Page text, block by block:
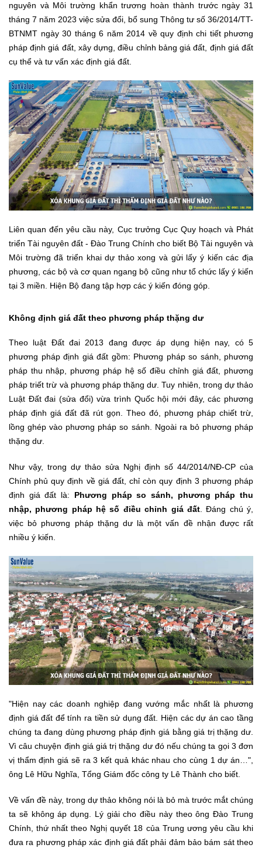
nguyên và Môi trường khẩn trương hoàn thành trước ngày 31
tháng 7 năm 2023 việc sửa đổi, bổ sung Thông tư số 36/2014/TT-
BTNMT ngày 30 tháng 6 năm 2014 về quy định chi tiết phương
pháp định giá đất, xây dựng, điều chỉnh bảng giá đất, định giá đất
cụ thể và tư vấn xác định giá đất.
Liên quan đến yêu cầu này, Cục trưởng Cục Quy hoạch và Phát
triển Tài nguyên đất - Đào Trung Chính cho biết Bộ Tài nguyên và
Môi trường đã triển khai dự thảo xong và gửi lấy ý kiến các địa
phương, các bộ và cơ quan ngang bộ cũng như tổ chức lấy ý kiến
tại 3 miền. Hiện Bộ đang tập hợp các ý kiến đóng góp.
Không định giá đất theo phương pháp thặng dư
Theo luật Đất đai 2013 đang được áp dụng hiện nay, có 5
phương pháp định giá đất gồm: Phương pháp so sánh, phương
pháp thu nhập, phương pháp hệ số điều chỉnh giá đất, phương
pháp triết trừ và phương pháp thặng dư. Tuy nhiên, trong dự thảo
Luật Đất đai (sửa đổi) vừa trình Quốc hội mới đây, các phương
pháp định giá đất đã rút gọn. Theo đó, phương pháp chiết trừ,
lồng ghép vào phương pháp so sánh. Ngoài ra bỏ phương pháp
thặng dư.
Như vậy, trong dự thảo sửa Nghị định số 44/2014/NĐ-CP của
Chính phủ quy định về giá đất, chỉ còn quy định 3 phương pháp
định giá đất là: Phương pháp so sánh, phương pháp thu
nhập, phương pháp hệ số điều chỉnh giá đất. Đáng chú ý,
việc bỏ phương pháp thặng dư là một vấn đề nhận được rất
nhiều ý kiến.
"Hiện nay các doanh nghiệp đang vướng mắc nhất là phương
định giá đất để tính ra tiền sử dụng đất. Hiện các dự án cao tầng
chúng ta đang dùng phương pháp định giá bằng giá trị thặng dư.
Vì câu chuyện định giá giá trị thặng dư đó nếu chúng ta gọi 3 đơn
vị thẩm định giá sẽ ra 3 kết quả khác nhau cho cùng 1 dự án…",
ông Lê Hữu Nghĩa, Tổng Giám đốc công ty Lê Thành cho biết.
Về vấn đề này, trong dự thảo không nói là bỏ mà trước mắt chúng
ta sẽ không áp dụng. Lý giải cho điều này theo ông Đào Trung
Chính, thứ nhất theo Nghị quyết 18 của Trung ương yêu cầu khi
đưa ra phương pháp xác định giá đất phải đảm bảo bám sát theo